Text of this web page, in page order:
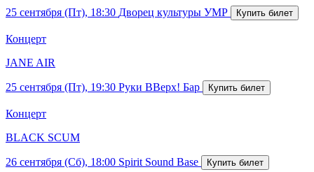
25 сентября (Пт), 18:30 Дворец культуры УМР
Концерт
JANE AIR
25 сентября (Пт), 19:30 Руки ВВерх! Бар
Концерт
BLACK SCUM
26 сентября (Сб), 18:00 Spirit Sound Base